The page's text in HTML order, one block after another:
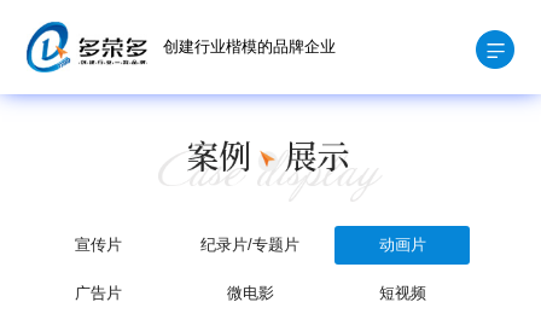
创建行业楷模的品牌企业
宣传片 纪录片/专题片 动画片
广告片 微电影 短视频